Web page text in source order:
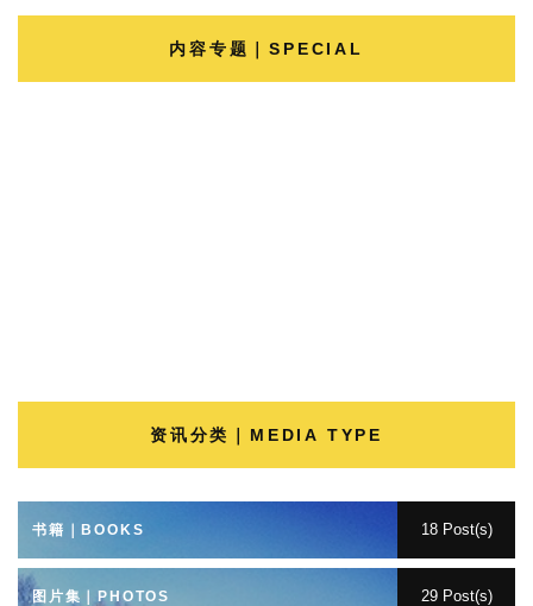
内容专题｜SPECIAL
资讯分类｜MEDIA TYPE
书籍｜BOOKS 18 Post(s)
图片集｜PHOTOS 29 Post(s)